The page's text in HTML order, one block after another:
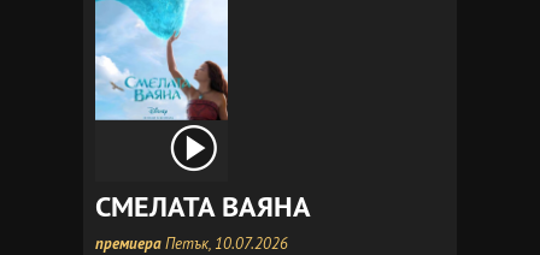
СМЕЛАТА ВАЯНА
премиераПетък, 10.07.2026